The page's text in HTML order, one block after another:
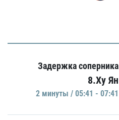
Задержка соперника
8.Ху Ян
2 минуты / 05:41 - 07:41